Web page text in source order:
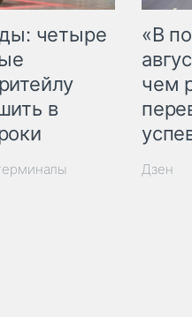
четыре
в
«В
чем
Дзен